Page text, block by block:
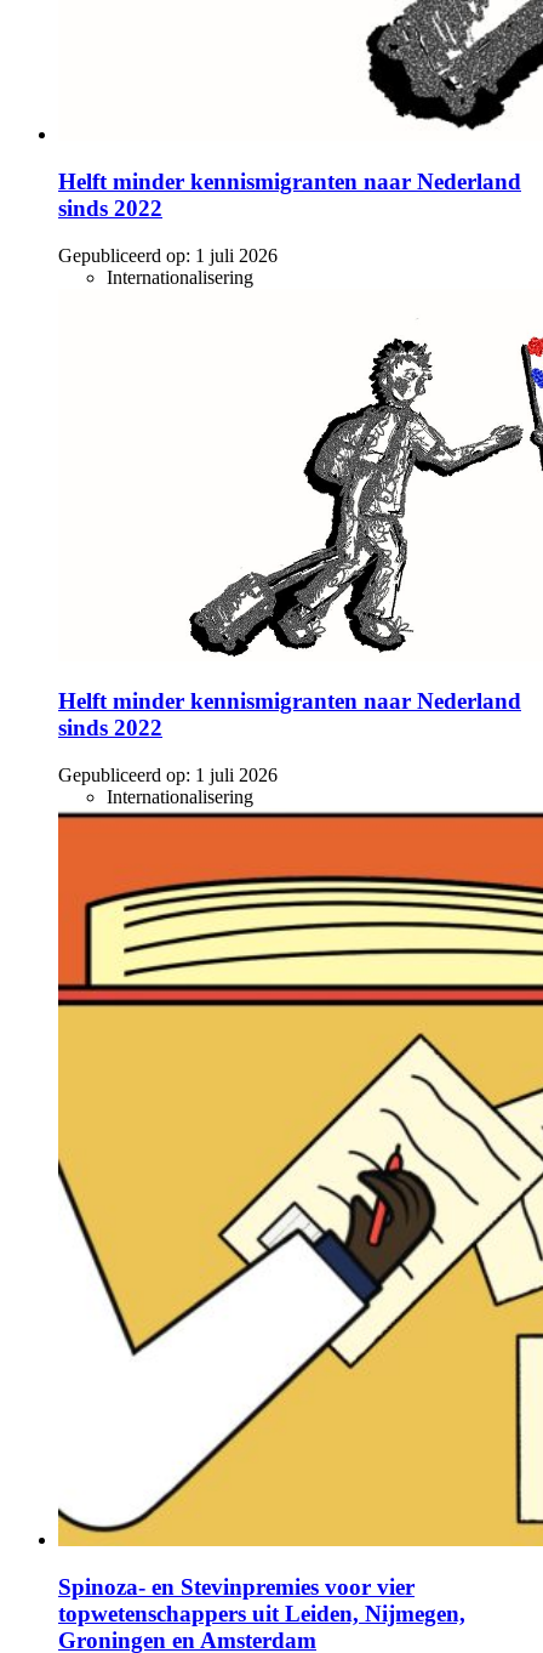
Helft minder kennismigranten naar Nederland
sinds 2022
Gepubliceerd op: 1 juli 2026
Internationalisering
Helft minder kennismigranten naar Nederland
sinds 2022
Gepubliceerd op: 1 juli 2026
Internationalisering
Spinoza- en Stevinpremies voor vier
topwetenschappers uit Leiden, Nijmegen,
Groningen en Amsterdam